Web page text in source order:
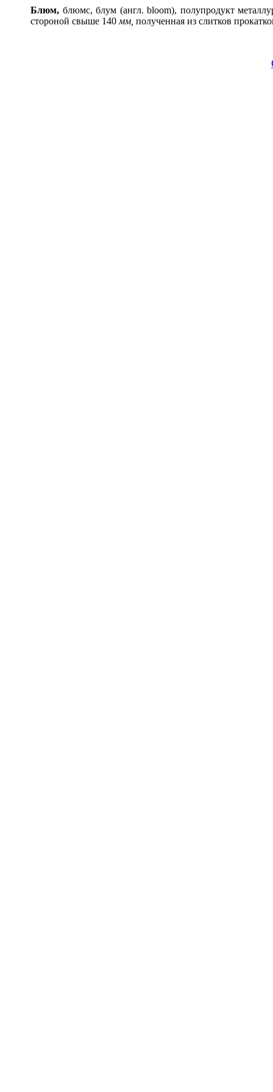
Блюм, блюмс, блум (англ. bloom), полупродукт
стороной свыше 140 мм, полученная из слитков